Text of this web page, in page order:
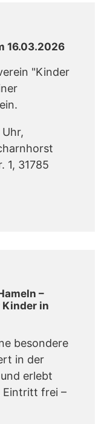
16.03.2026
"Kinder
1, 31785
–
Kinder in
besondere
in der
erlebt
Eintritt frei –